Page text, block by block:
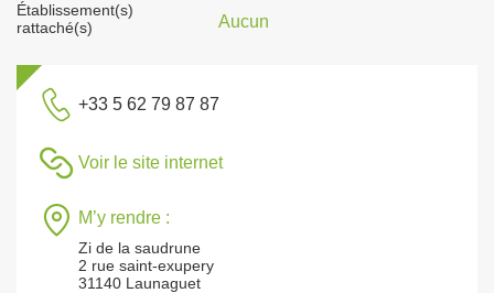
Établissement(s)
rattaché(s)
Aucun
+33 5 62 79 87 87
Voir le site internet
M’y rendre :
Zi de la saudrune
2 rue saint-exupery
31140 Launaguet